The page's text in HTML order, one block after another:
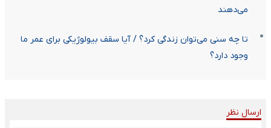
می‌دهند
تا چه سنی می‌توان زندگی کرد؟ / آیا سقف بیولوژیکی برای عمر ما
وجود دارد؟
ارسال نظر